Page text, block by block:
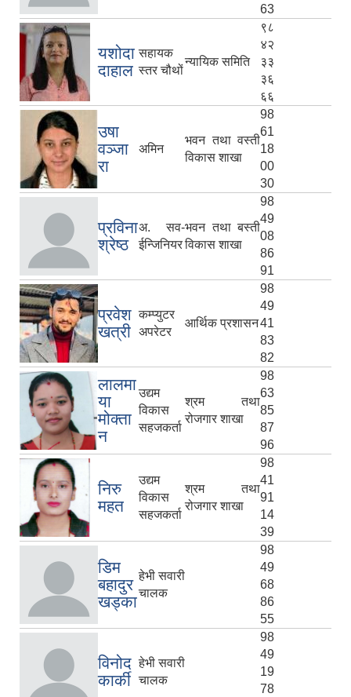
63
यशोदा
दाहाल
सहायक
स्तर चौथों
न्यायिक समिति
९८
४२
३३
३६
६६
उषा
वञ्जा
रा
अमिन
भवन तथा वस्ती
विकास शाखा
98
61
18
00
30
प्रविना
श्रेष्ठ
अ. सव-
ईन्जिनियर
भवन तथा बस्ती
विकास शाखा
98
49
08
86
91
प्रवेश
खत्री
कम्प्युटर
अपरेटर
आर्थिक प्रशासन
98
49
41
83
82
लालमा
या
मोक्ता
न
उद्यम
विकास
सहजकर्ता
श्रम तथा
रोजगार शाखा
98
63
85
87
96
निरु
महत
उद्यम
विकास
सहजकर्ता
श्रम तथा
रोजगार शाखा
98
41
91
14
39
डिम
बहादुर
खड्का
हेभी सवारी
चालक
98
49
68
86
55
विनोद
कार्की
हेभी सवारी
चालक
98
49
19
78